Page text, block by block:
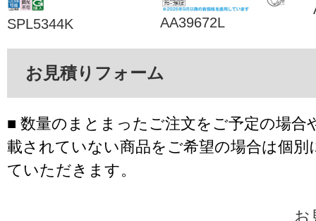
SPL5344K AA39672L
お見積りフォーム
■ 数量のまとまったご注文をご予定の場合
載されていない商品をご希望の場合は個別
ていただきます。
お